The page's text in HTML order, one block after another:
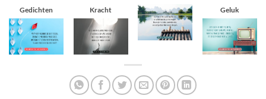
Gedichten Kracht Geluk